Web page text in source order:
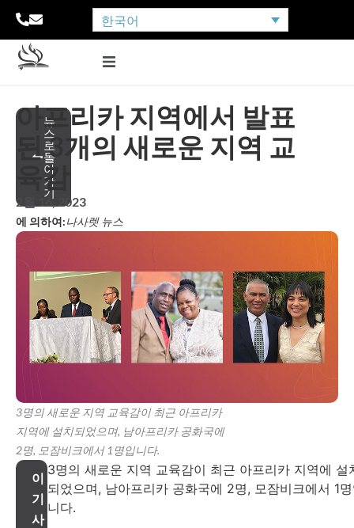
한국어
뉴
스
로
돌
아
가
기
아프리카 지역에서 발표
된 3개의 새로운 지역 교
육감
2월 16, 2023
에 의하여:나사렛 뉴스
3명의 새로운 지역 교육감이 최근 아프리카
지역에 설치되었으며, 남아프리카 공화국에
2명, 모잠비크에서 1명입니다.
이
기
사
3명의 새로운 지역 교육감이 최근 아프리카 지역에 설
되었으며, 남아프리카 공화국에 2명, 모잠비크에서 1
니다.